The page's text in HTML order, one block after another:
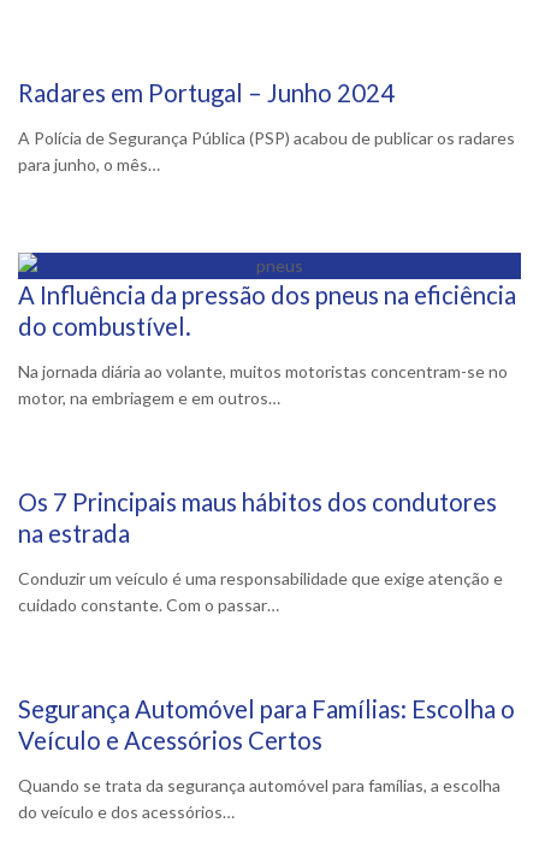
5 Junho, 2024
Radares em Portugal – Junho 2024
A Polícia de Segurança Pública (PSP) acabou de publicar os radares
para junho, o mês…
15 Maio, 2024
A Influência da pressão dos pneus na eficiência
do combustível.
Na jornada diária ao volante, muitos motoristas concentram-se no
motor, na embriagem e em outros…
6 Maio, 2024
Os 7 Principais maus hábitos dos condutores
na estrada
Conduzir um veículo é uma responsabilidade que exige atenção e
cuidado constante. Com o passar…
10 Abril, 2024
Segurança Automóvel para Famílias: Escolha o
Veículo e Acessórios Certos
Quando se trata da segurança automóvel para famílias, a escolha
do veículo e dos acessórios…